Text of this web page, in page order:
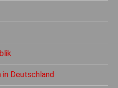
Deutschland